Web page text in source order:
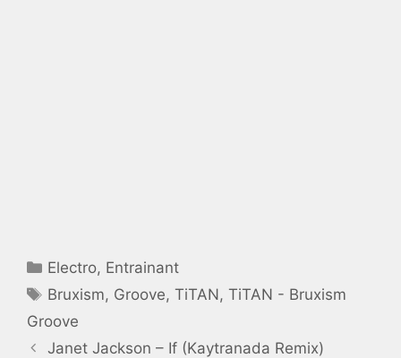
Catégories
Electro, Entrainant
Étiquettes
Bruxism, Groove,TiTAN,TiTAN - Bruxism
Groove
Janet Jackson – If (Kaytranada Remix)